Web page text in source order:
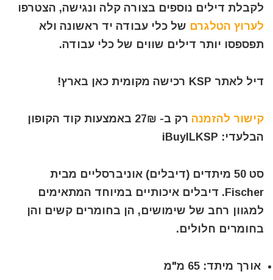
לקבלת דילים נוספים בצורה קלה ונגישה, הצטרפו
לערוץ הטלגרם של כלי עבודה יד ראשונה ולא
תפספסו יותר דילים שווים של כלי עבודה.
דיל לאתר KSP רכישה מקומית כאן בארץ!
קישור להזמנה
רק ב- 27₪ באמצעות קוד הקופון
הבלעדי: iBuyILKSP
סט 50 מיתדים (דיבלים) אוניברסליים מבית
Fischer. דיבלים איכותיים במיוחד המתאימים
למגוון רחב של שימושים, הן בחומרים קשים והן
בחומרים חלולים.
אורך מיתד: 65 מ"מ